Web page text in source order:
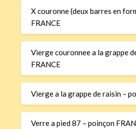
X couronne (deux barres en
FRANCE
Vierge couronnee a la grappe
FRANCE
Vierge a la grappe de raisin –
Verre a pied 87 – poinçon